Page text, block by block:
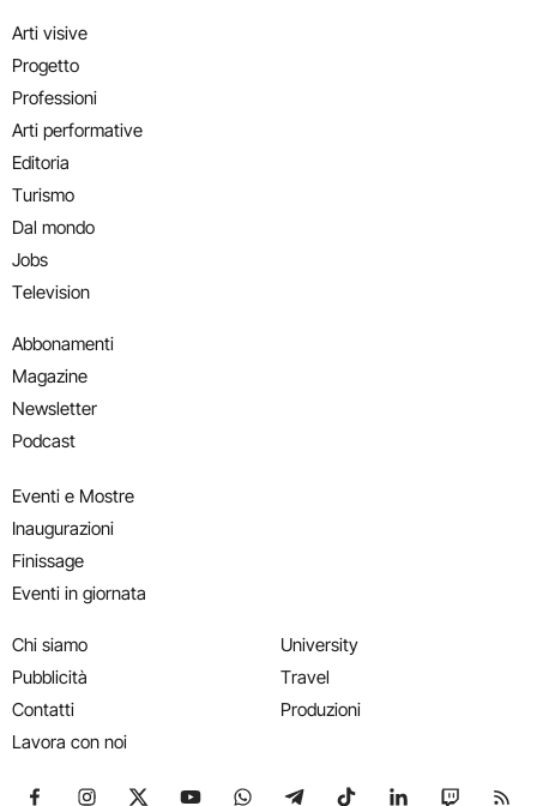
Arti visive
Progetto
Professioni
Arti performative
Editoria
Turismo
Dal mondo
Jobs
Television
Abbonamenti
Magazine
Newsletter
Podcast
Eventi e Mostre
Inaugurazioni
Finissage
Eventi in giornata
Chi siamo
Pubblicità
Contatti
Lavora con noi
University
Travel
Produzioni
Seguici su Facebook
Seguici su Instagram
Seguici su X
Seguici su YouTube
Seguici su WhatsApp
Seguici su Telegram
Seguici su TikTok
Seguici su
Seguici